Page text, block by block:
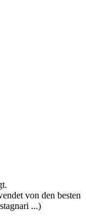
von den besten
...)